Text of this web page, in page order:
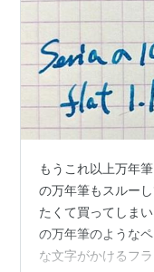
もうこれ以上万年
の万年筆もスルー
たくて買ってしま
の万年筆のような
な文字がかけるフ